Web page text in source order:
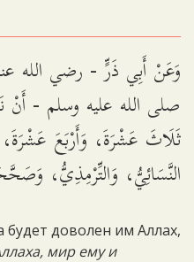
وَعَنْ أَبِي ذَرٍّ - رضي الله
صلى الله عليه وسلم - أَنْ
ثَلَاثَ عَشْرَةَ، وَأَرْبَعَ
النَّسَائِيُّ، وَالتِّرْمِذِيُّ،
будет доволен им Аллах,
мир ему и